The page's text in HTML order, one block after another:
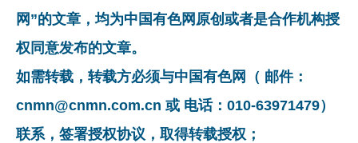
网”的文章，均为中国有色网原创或者是合作机构授
权同意发布的文章。
如需转载，转载方必须与中国有色网（ 邮件：
cnmn@cnmn.com.cn 或 电话：010-63971479）
联系，签署授权协议，取得转载授权；